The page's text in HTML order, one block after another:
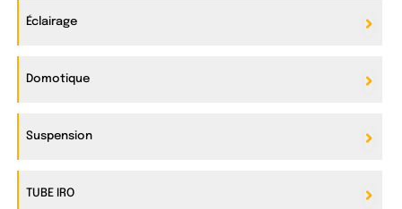
Éclairage
Domotique
Suspension
TUBE IRO